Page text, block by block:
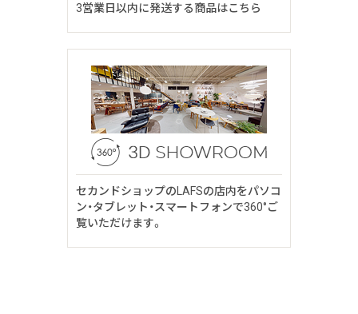
3営業日以内に発送する商品はこちら
セカンドショップのLAFSの店内をパソコ
ン・タブレット・スマートフォンで360°ご
覧いただけます。